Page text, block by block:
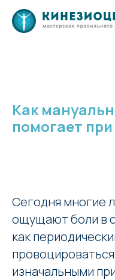
Как
помогает
Сегодня многие
ощущают боли в
как
изначальными